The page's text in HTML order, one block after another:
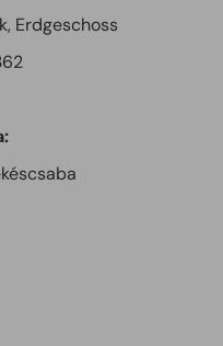
Erdgeschoss